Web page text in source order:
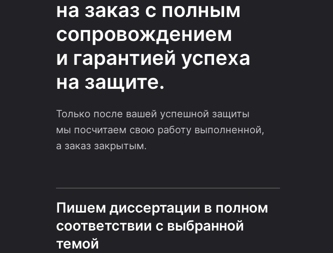
на заказ с полным
сопровождением
и гарантией успеха
на защите.
Только после вашей успешной защиты
мы посчитаем свою работу выполненной,
а заказ закрытым.
Пишем диссертации в полном
соответствии с выбранной
темой